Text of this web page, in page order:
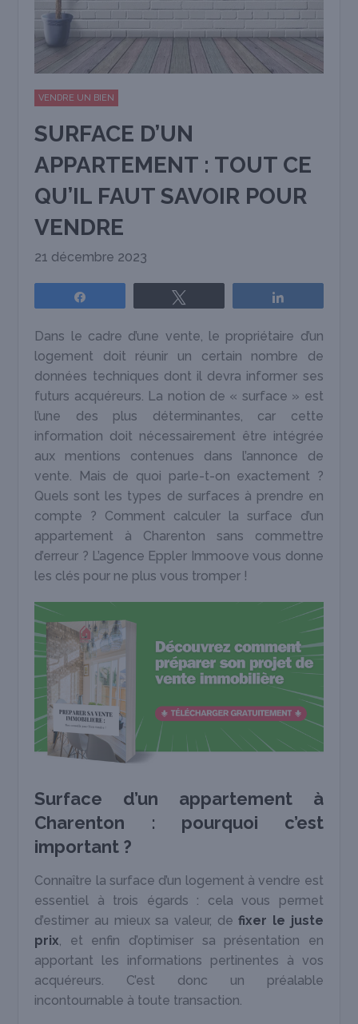
VENDRE UN BIEN
SURFACE D’UN
APPARTEMENT : TOUT CE
QU’IL FAUT SAVOIR POUR
VENDRE
21 décembre 2023
Dans le cadre d’une vente, le propriétaire d’un
logement doit réunir un certain nombre de
données techniques dont il devra informer ses
futurs acquéreurs. La notion de « surface » est
l’une des plus déterminantes, car cette
information doit nécessairement être intégrée
aux mentions contenues dans l’annonce de
vente. Mais de quoi parle-t-on exactement ?
Quels sont les types de surfaces à prendre en
compte ? Comment calculer la surface d’un
appartement à Charenton sans commettre
d’erreur ? L’agence Eppler Immoove vous donne
les clés pour ne plus vous tromper !
Surface d’un appartement à
Charenton : pourquoi c’est
important ?
Connaître la surface d’un logement à vendre est
essentiel à trois égards : cela vous permet
d’estimer au mieux sa valeur, defixer le juste
prix, et enfin d’optimiser sa présentation en
apportant les informations pertinentes à vos
acquéreurs. C’est donc un préalable
incontournable à toute transaction.